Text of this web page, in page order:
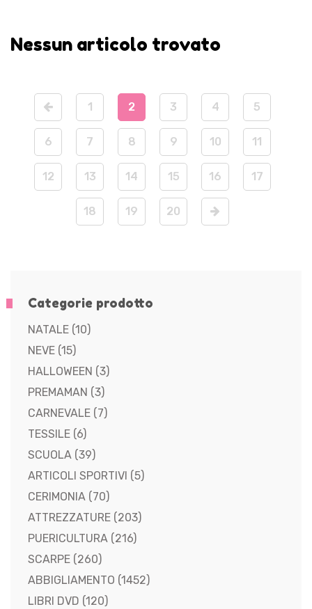
Nessun articolo trovato
1 2 3 4 5
6 7 8 9 10 11
12 13 14 15 16 17
18 19 20
Categorie prodotto
NATALE (10)
NEVE (15)
HALLOWEEN (3)
PREMAMAN (3)
CARNEVALE (7)
TESSILE (6)
SCUOLA (39)
ARTICOLI SPORTIVI (5)
CERIMONIA (70)
ATTREZZATURE (203)
PUERICULTURA (216)
SCARPE (260)
ABBIGLIAMENTO (1452)
LIBRI DVD (120)